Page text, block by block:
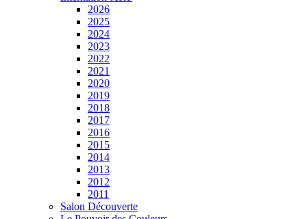
2026
2025
2024
2023
2022
2021
2020
2019
2018
2017
2016
2015
2014
2013
2012
2011
Salon Découverte